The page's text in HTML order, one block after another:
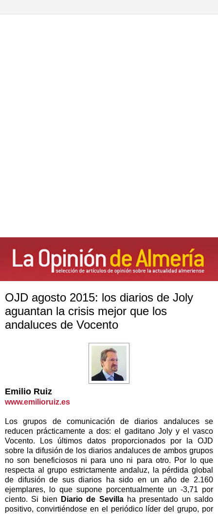
OJD agosto 2015: los diarios de Joly
aguantan la crisis mejor que los
andaluces de Vocento
Emilio Ruiz
www.emilioruiz.es
Los grupos de comunicación de diarios andaluces se
reducen prácticamente a dos: el gaditano Joly y el vasco
Vocento. Los últimos datos proporcionados por
la OJD
sobre la difusión de los diarios andaluces de ambos grupos
no son beneficiosos ni para uno ni para otro. Por lo que
respecta al grupo estrictamente andaluz, la pérdida global
de difusión de sus diarios ha sido en un año de 2.160
ejemplares, lo que supone porcentualmente un -3,71 por
ciento. Si bien
Diario de Sevillaha presentado un saldo
positivo, convirtiéndose en el periódico líder del grupo, por